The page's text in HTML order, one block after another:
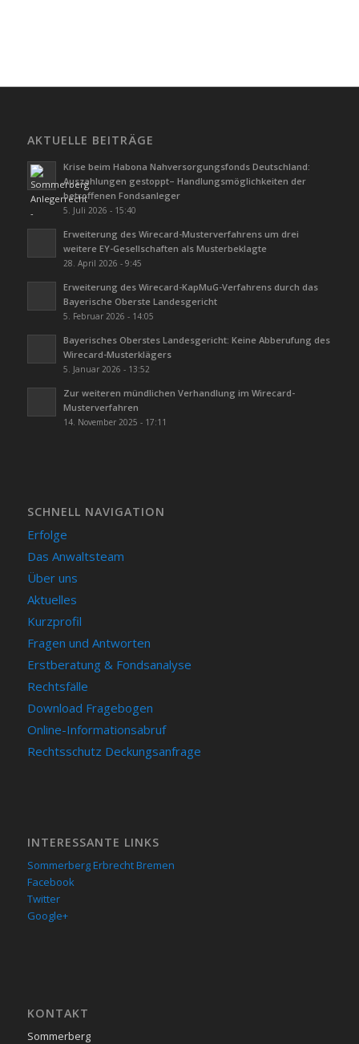
AKTUELLE BEITRÄGE
Krise beim Habona Nahversorgungsfonds Deutschland:
Auszahlungen gestoppt– Handlungsmöglichkeiten der
betroffenen Fondsanleger
5. Juli 2026 - 15:40
Erweiterung des Wirecard-Musterverfahrens um drei
weitere EY-Gesellschaften als Musterbeklagte
28. April 2026 - 9:45
Erweiterung des Wirecard-KapMuG-Verfahrens durch das
Bayerische Oberste Landesgericht
5. Februar 2026 - 14:05
Bayerisches Oberstes Landesgericht: Keine Abberufung des
Wirecard-Musterklägers
5. Januar 2026 - 13:52
Zur weiteren mündlichen Verhandlung im Wirecard-
Musterverfahren
14. November 2025 - 17:11
SCHNELL NAVIGATION
Erfolge
Das Anwaltsteam
Über uns
Aktuelles
Kurzprofil
Fragen und Antworten
Erstberatung & Fondsanalyse
Rechtsfälle
Download Fragebogen
Online-Informationsabruf
Rechtsschutz Deckungsanfrage
INTERESSANTE LINKS
Sommerberg Erbrecht Bremen
Facebook
Twitter
Google+
KON­TAKT
Sommerberg